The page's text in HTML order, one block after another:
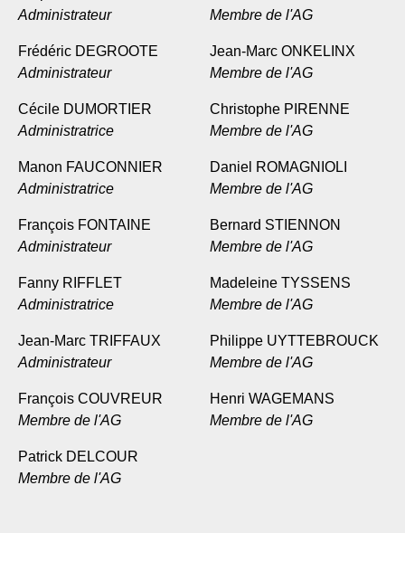
Administrateur
Frédéric DEGROOTE
Administrateur
Cécile DUMORTIER
Administratrice
Manon FAUCONNIER
Administratrice
François FONTAINE
Administrateur
Fanny RIFFLET
Administratrice
Jean-Marc TRIFFAUX
Administrateur
François COUVREUR
Membre de l'AG
Patrick DELCOUR
Membre de l'AG
Membre de l'AG
Jean-Marc ONKELINX
Membre de l'AG
Christophe PIRENNE
Membre de l'AG
Daniel ROMAGNIOLI
Membre de l'AG
Bernard STIENNON
Membre de l'AG
Madeleine TYSSENS
Membre de l'AG
Philippe UYTTEBROUCK
Membre de l'AG
Henri WAGEMANS
Membre de l'AG